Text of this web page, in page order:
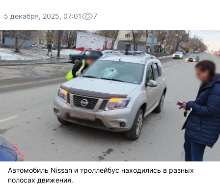
5 декабря, 2025, 07:01 7
Автомобиль Nissan и троллейбус находились в разных
полосах движения.